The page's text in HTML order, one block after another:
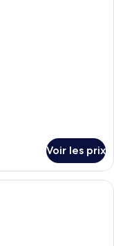
Voir les prix